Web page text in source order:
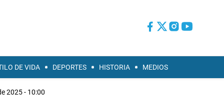
DE VIDA DEPORTES HISTORIA MEDIOS
2025 - 10:00